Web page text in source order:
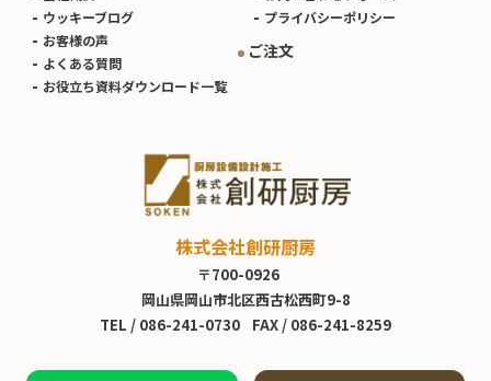
ウッキーブログ
お客様の声
よくある質問
お役立ち資料ダウンロード一覧
プライバシーポリシー
ご注文
株式会社創研厨房
〒700-0926
岡山県岡山市北区西古松西町9-8
TEL / 086-241-0730 FAX / 086-241-8259